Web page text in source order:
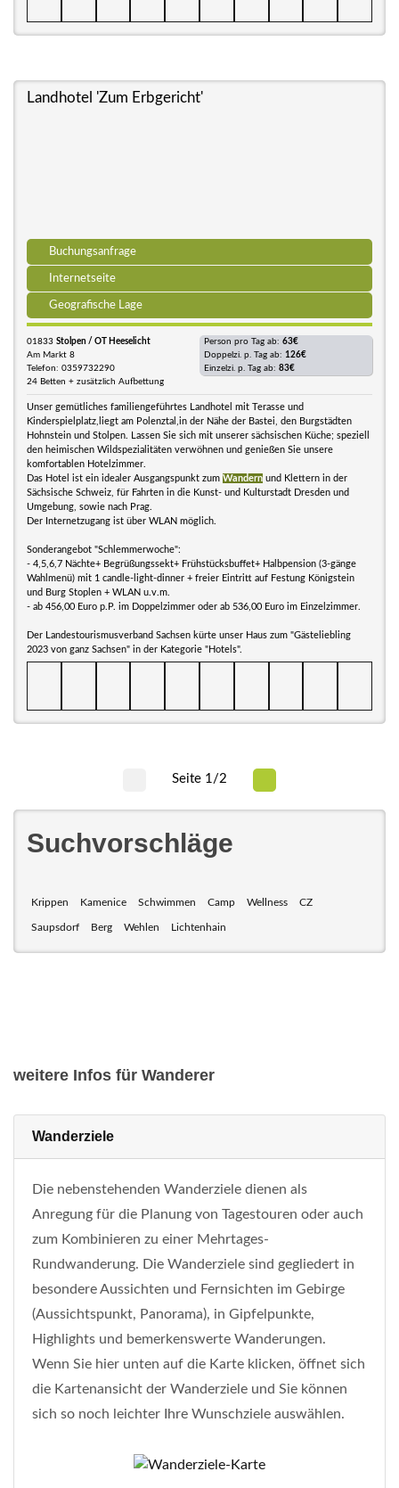
Landhotel 'Zum Erbgericht'
Buchungsanfrage
Internetseite
Geografische Lage
01833 Stolpen / OT Heeselicht
Am Markt 8
Telefon: 0359732290
24 Betten + zusätzlich Aufbettung
Person pro Tag ab: 63€
Doppelzi. p. Tag ab: 126€
Einzelzi. p. Tag ab: 83€
Unser gemütliches familiengeführtes Landhotel mit Terasse und
Kinderspielplatz,liegt am Polenztal,in der Nähe der Bastei, den Burgstädten
Hohnstein und Stolpen. Lassen Sie sich mit unserer sächsischen Küche; speziell
den heimischen Wildspezialitäten verwöhnen und genießen Sie unsere
komfortablen Hotelzimmer.
Das Hotel ist ein idealer Ausgangspunkt zum Wandern und Klettern in der
Sächsische Schweiz, für Fahrten in die Kunst- und Kulturstadt Dresden und
Umgebung, sowie nach Prag.
Der Internetzugang ist über WLAN möglich.
Sonderangebot "Schlemmerwoche":
- 4,5,6,7 Nächte+ Begrüßungssekt+ Frühstücksbuffet+ Halbpension (3-gänge
Wahlmenü) mit 1 candle-light-dinner + freier Eintritt auf Festung Königstein
und Burg Stoplen + WLAN u.v.m.
- ab 456,00 Euro p.P. im Doppelzimmer oder ab 536,00 Euro im Einzelzimmer.
Der Landestourismusverband Sachsen kürte unser Haus zum "Gästeliebling
2023 von ganz Sachsen" in der Kategorie "Hotels".
Seite 1/2
Suchvorschläge
Krippen Kamenice Schwimmen Camp Wellness CZ
Saupsdorf Berg Wehlen Lichtenhain
weitere Infos für Wanderer
Wanderziele
Die nebenstehenden Wanderziele dienen als
Anregung für die Planung von Tagestouren oder auch
zum Kombinieren zu einer Mehrtages-
Rundwanderung. Die Wanderziele sind gegliedert in
besondere Aussichten und Fernsichten im Gebirge
(Aussichtspunkt, Panorama), in Gipfelpunkte,
Highlights und bemerkenswerte Wanderungen.
Wenn Sie hier unten auf die Karte klicken, öffnet sich
die Kartenansicht der Wanderziele und Sie können
sich so noch leichter Ihre Wunschziele auswählen.